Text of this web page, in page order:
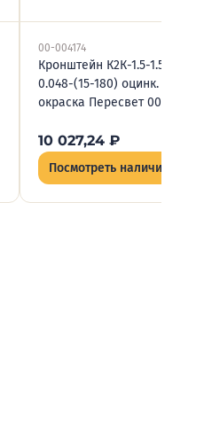
00-004174
Кронштейн К2К-1.5-1.5-К110/
0.048-(15-180) оцинк. +
окраска Пересвет 00-004174
10 027,24 ₽
Посмотреть наличие